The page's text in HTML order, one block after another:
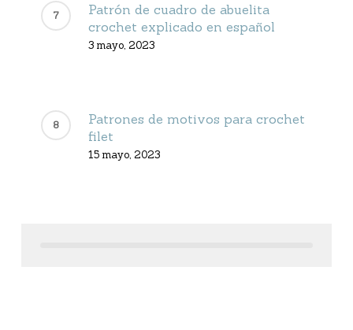
Patrón de cuadro de abuelita
crochet explicado en español
3 mayo, 2023
Patrones de motivos para crochet
filet
15 mayo, 2023